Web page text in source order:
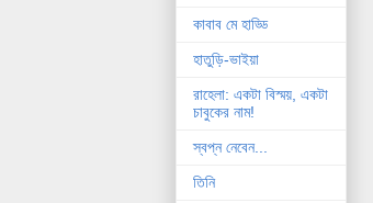
কাবাব মে হাড্ডি
হাতুড়ি-ভাইয়া
রাহেলা: একটা বিস্ময়, একটা
চাবুকের নাম!
স্বপ্ন নেবেন...
তিনি